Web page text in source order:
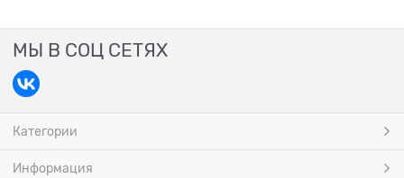
МЫ В СОЦ СЕТЯХ
Категории
Информация